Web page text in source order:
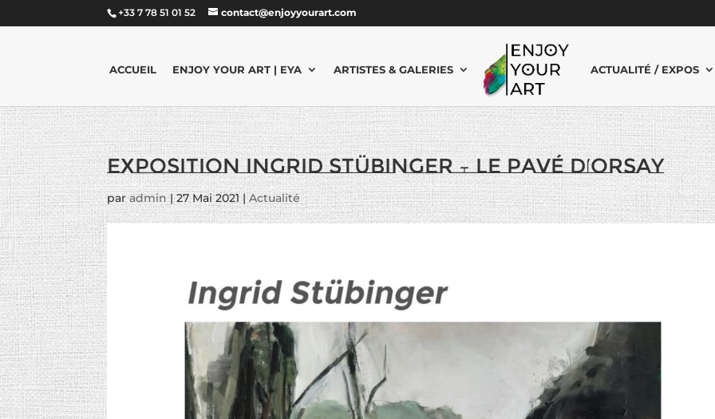
+33 7 78 51 01 52 contact@enjoyyourart.com
ACCUEIL ENJOY YOUR ART | EYA ARTISTES & GALERIES ACTUALITÉ / EXPOS
Exposition Ingrid Stübinger – Le Pavé d’Orsay
paradmin|27 Mai 2021|Actualité